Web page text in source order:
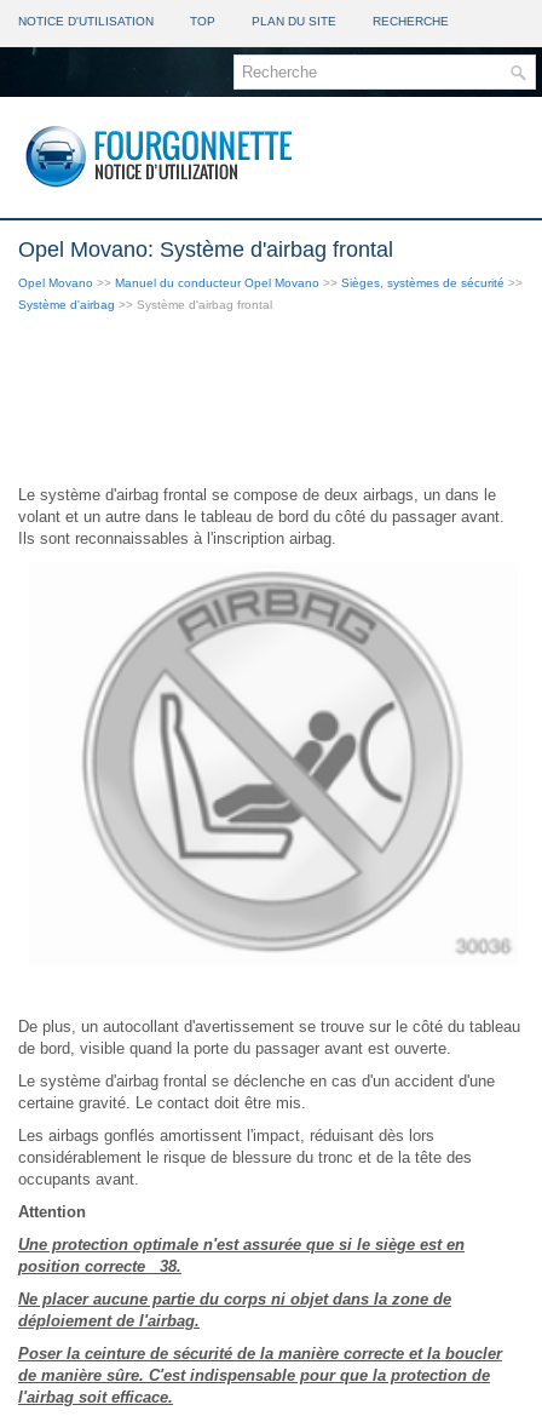
NOTICE D'UTILISATION TOP PLAN DU SITE RECHERCHE
Opel Movano: Système d'airbag frontal
Opel Movano >> Manuel du conducteur Opel Movano >> Sièges, systèmes de sécurité >>
Système d'airbag >> Système d'airbag frontal
Le système d'airbag frontal se compose de deux airbags, un dans le
volant et un autre dans le tableau de bord du côté du passager avant.
Ils sont reconnaissables à l'inscription airbag.
De plus, un autocollant d'avertissement se trouve sur le côté du tableau
de bord, visible quand la porte du passager avant est ouverte.
Le système d'airbag frontal se déclenche en cas d'un accident d'une
certaine gravité. Le contact doit être mis.
Les airbags gonflés amortissent l'impact, réduisant dès lors
considérablement le risque de blessure du tronc et de la tête des
occupants avant.
Attention
Une protection optimale n'est assurée que si le siège est en
position correcte 38.
Ne placer aucune partie du corps ni objet dans la zone de
déploiement de l'airbag.
Poser la ceinture de sécurité de la manière correcte et la boucler
de manière sûre. C'est indispensable pour que la protection de
l'airbag soit efficace.